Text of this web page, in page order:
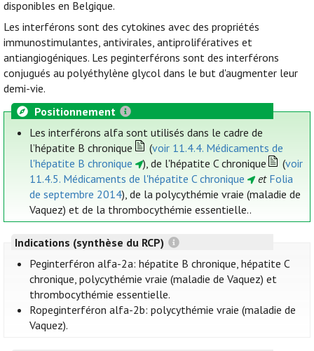
disponibles en Belgique.
Les interférons sont des cytokines avec des propriétés
immunostimulantes, antivirales, antiprolifératives et
antiangiogéniques. Les peginterférons sont des interférons
conjugués au polyéthylène glycol dans le but d'augmenter leur
demi-vie.
Positionnement
Les interférons alfa sont utilisés dans le cadre de
l’hépatite B chronique
(voir 11.4.4. Médicaments de
l'hépatite B chronique
), de l'hépatite C chronique (voir
11.4.5. Médicaments de l'hépatite C chronique
et Folia
de septembre 2014), de la polycythémie vraie (maladie de
Vaquez) et de la thrombocythémie essentielle..
Indications (synthèse du RCP)
Peginterféron alfa-2a: hépatite B chronique, hépatite C
chronique, polycythémie vraie (maladie de Vaquez) et
thrombocythémie essentielle.
Ropeginterféron alfa-2b: polycythémie vraie (maladie de
Vaquez).